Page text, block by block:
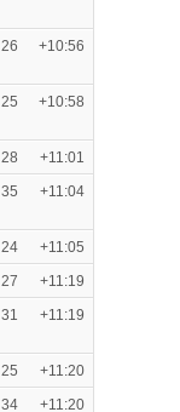
26 +10:56
25 +10:58
28
+11:01
35 +11:04
24
+11:05
27
+11:19
31 +11:19
25
+11:20
34 +11:20